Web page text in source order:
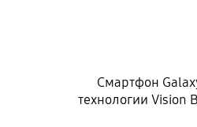
Смартфон
технологии Vision